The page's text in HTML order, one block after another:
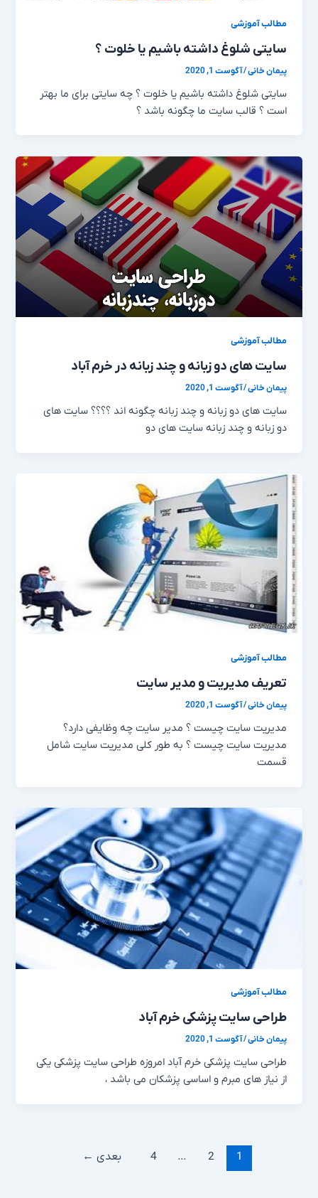
مطالب آموزشی
سایتی شلوغ داشته باشیم یا خلوت ؟
پیمان خانی/آگوست 1, 2020
سایتی شلوغ داشته باشیم یا خلوت ؟ چه سایتی برای ما بهتر
است ؟ قالب سایت ما چگونه باشد ؟
مطالب آموزشی
سایت های دو زبانه و چند زبانه در خرم آباد
پیمان خانی/آگوست 1, 2020
سایت های دو زبانه و چند زبانه چگونه اند ؟؟؟؟ سایت های
دو زبانه و چند زبانه سایت‌ های دو
مطالب آموزشی
تعریف مدیریت و مدیر سایت
پیمان خانی/آگوست 1, 2020
مدیریت سایت چیست ؟ مدیر سایت چه وظایفی دارد؟
مدیریت سایت چیست ؟ به طور کلی مدیریت سایت شامل
قسمت
مطالب آموزشی
طراحی سایت پزشکی خرم آباد
پیمان خانی/آگوست 1, 2020
طراحی سایت پزشکی خرم آباد امروزه طراحی سایت پزشکی یکی
از نیاز های مبرم و اساسی پزشکان می باشد ،
1
2
…
4 بعدی ←